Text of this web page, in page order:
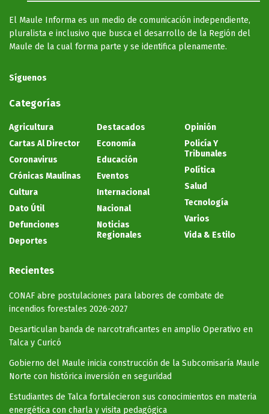
El Maule Informa es un medio de comunicación independiente,
pluralista e inclusivo que busca el desarrollo de la Región del
Maule de la cual forma parte y se identifica plenamente.
Síguenos
Categorías
Agricultura
Cartas Al Director
Coronavirus
Crónicas Maulinas
Cultura
Dato Útil
Defunciones
Deportes
Destacados
Economía
Educación
Eventos
Internacional
Nacional
Noticias
Regionales
Opinión
Policía Y
Tribunales
Política
Salud
Tecnología
Varios
Vida & Estilo
Recientes
CONAF abre postulaciones para labores de combate de
incendios forestales 2026-2027
Desarticulan banda de narcotraficantes en amplio Operativo en
Talca y Curicó
Gobierno del Maule inicia construcción de la Subcomisaría Maule
Norte con histórica inversión en seguridad
Estudiantes de Talca fortalecieron sus conocimientos en materia
energética con charla y visita pedagógica